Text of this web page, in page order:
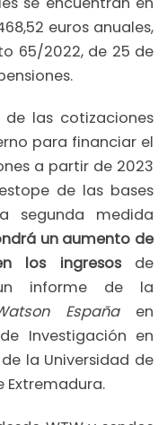
euros anuales,
65/2022, de 25 de
las cotizaciones
para financiar el
a partir de 2023
de las bases
segunda medida
un aumento de
los ingresosde
informe de la
Españaen
Investigación en
la Universidad de
Extremadura.